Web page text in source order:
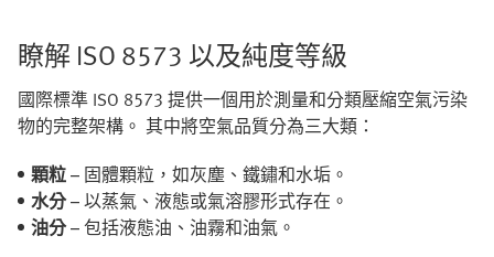
瞭解 ISO 8573 以及純度等級
國際標準 ISO 8573 提供一個用於測量和分類壓縮空氣污染
物的完整架構。 其中將空氣品質分為三大類：
顆粒– 固體顆粒，如灰塵、鐵鏽和水垢。
水分– 以蒸氣、液態或氣溶膠形式存在。
油分– 包括液態油、油霧和油氣。